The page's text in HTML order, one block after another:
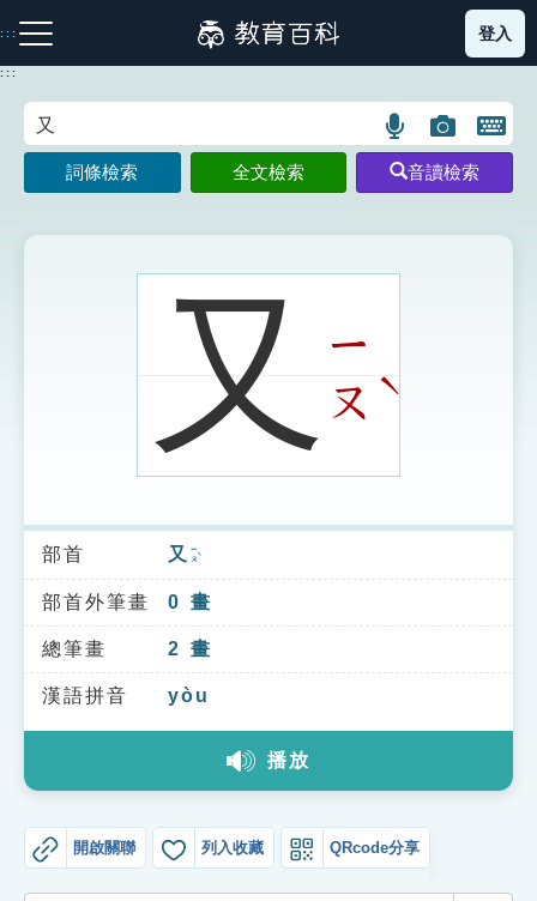
到
主
:::
注音索引圖示 筆畫索引圖示 部首索引表圖示
索引選單
知識索引
單字索引
生命大百科索引
教學應用
貓頭鷹博士
登入
:::
語
言
搜
示
圖
片
搜
開
鍵
圖
詞條檢索 全文檢索 音讀檢索
又ㄧ
ㄡˋ
部首 又 ㄧㄡˋ
部首外筆畫 0 畫
總筆畫 2 畫
漢語拼音 yòu
播放
開啟關聯 列入收藏 QRcode分享